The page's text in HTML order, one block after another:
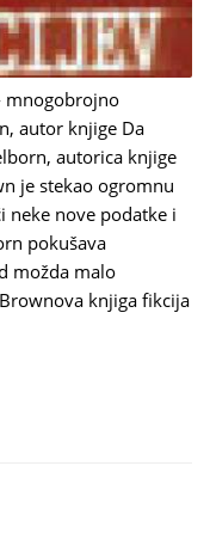
mnogobrojno
autor knjige Da
autorica knjige
je stekao ogromnu
neke nove podatke i
pokušava
možda malo
knjiga fikcija